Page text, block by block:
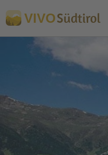
VIVOSüdtirol